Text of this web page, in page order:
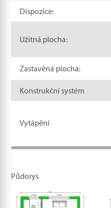
Dispozice:
Užitná plocha:
Zastavěná plocha:
Konstrukční systém
Vytápění
Půdorys